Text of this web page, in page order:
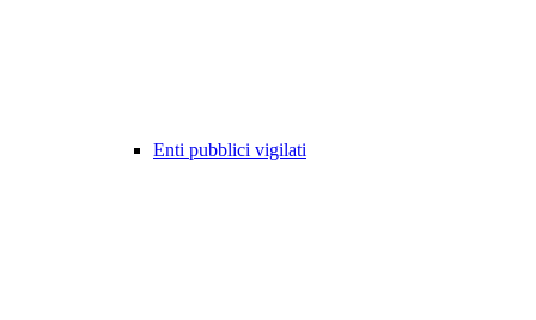
Enti pubblici vigilati